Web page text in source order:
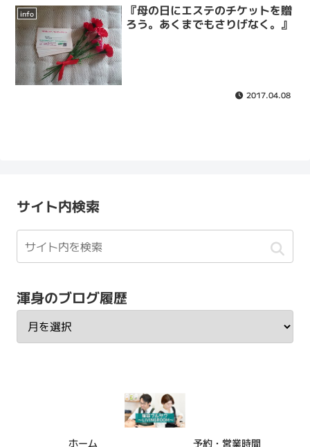
info
『母の日にエステのチケットを贈
ろう。あくまでもさりげなく。』
2017.04.08
サイト内検索
渾身のブログ履歴
ホーム 予約・営業時間